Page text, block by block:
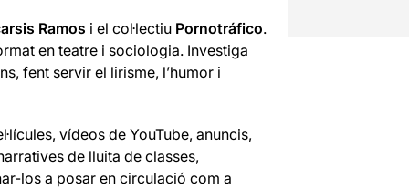
Ramos i el col·lectiuPornotráfico.
en teatre i sociologia. Investiga
fent servir el lirisme, l’humor i
vídeos de YouTube, anuncis,
de lluita de classes,
los a posar en circulació com a